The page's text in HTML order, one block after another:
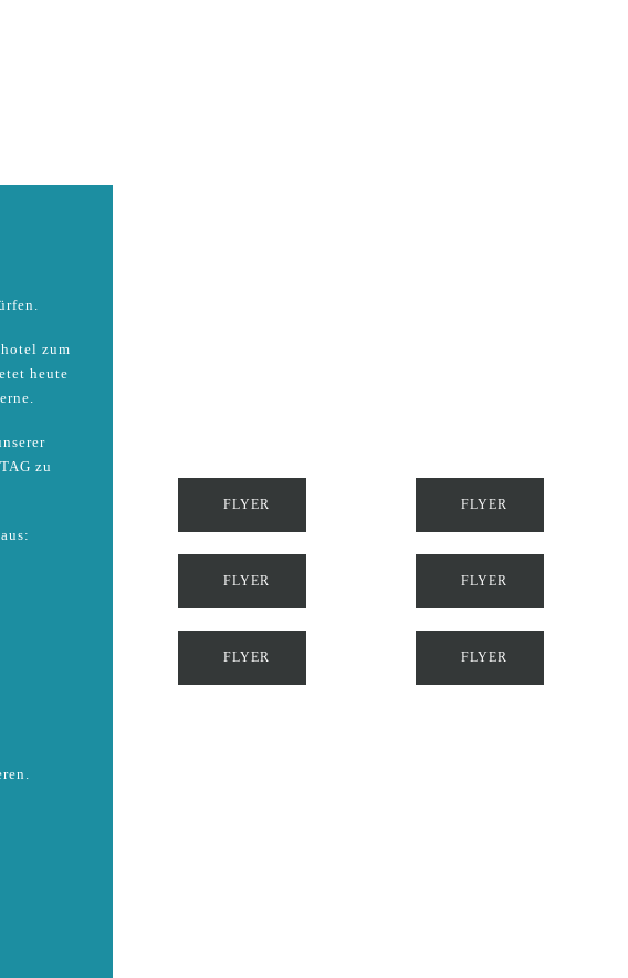
zum
heute
zu
FLYER
FLYER
FLYER
FLYER
FLYER
FLYER